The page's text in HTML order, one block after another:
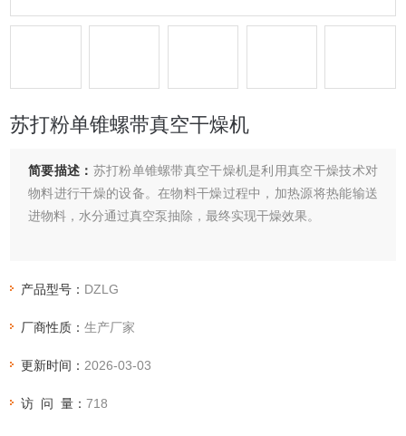
苏打粉单锥螺带真空干燥机
简要描述： 苏打粉单锥螺带真空干燥机是利用真空干燥技术对
物料进行干燥的设备。在物料干燥过程中，加热源将热能输送
进物料，水分通过真空泵抽除，最终实现干燥效果。
产品型号： DZLG
厂商性质：生产厂家
更新时间： 2026-03-03
访 问 量：718